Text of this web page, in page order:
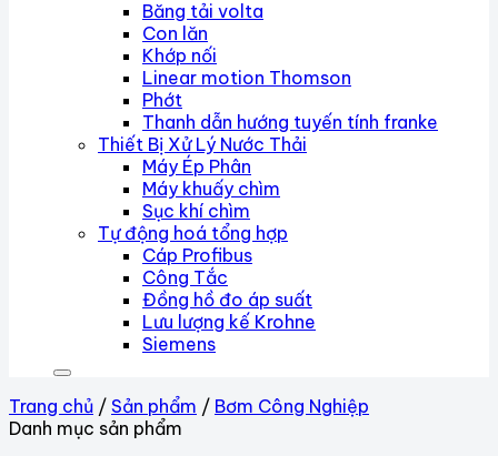
Băng tải volta
Con lăn
Khớp nối
Linear motion Thomson
Phớt
Thanh dẫn hướng tuyến tính franke
Thiết Bị Xử Lý Nước Thải
Máy Ép Phân
Máy khuấy chìm
Sục khí chìm
Tự động hoá tổng hợp
Cáp Profibus
Công Tắc
Đồng hồ đo áp suất
Lưu lượng kế Krohne
Siemens
Trang chủ / Sản phẩm / Bơm Công Nghiệp
Danh mục sản phẩm